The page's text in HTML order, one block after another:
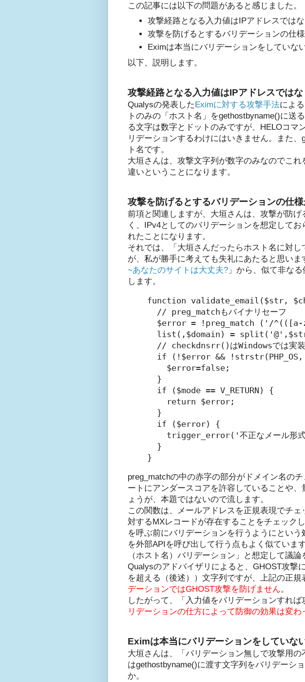
この記事には以下の問題があると感じました。
攻撃経路となる入力値はIPアドレスでは
攻撃を防げるとするバリデーションの仕
Eximは本当にバリデーションをしていな
以下、説明します。
攻撃経路となる入力値はIPアドレスでは
Qualysの発表したEximに対する攻撃手法によ
トのみの「ホスト名」をgethostbyname()に送
る文字は数字とドットのみですが、HELOコ
リデーションするわけにはいきません。また
ト名です。
大垣さんは、攻撃文字列が数字のみなのでこ
違いということになります。
攻撃を防げるとするバリデーションの仕
前項と関連しますが、大垣さんは、攻撃が防
く、IPv4としてのバリデーションを想定して
れたことになります。
それでは、「大垣さんだったらホスト名に対
が、私が勝手に考えても失礼にあたると思い
~あなたのサイトは大丈夫? 」から、似て非な
します。
function validate_email($str,
  // preg_matchもバイナリセーフ
$error = !preg_match ('/
list(,$domain) =
// checkdnsrr()はWindowsでは実装
if (!$error &&
    $error=false;
  }
  if ($mode == V_RETURN) {
    return $error;
  }
  if ($error) {
trigger_error('不正なメール形
  }
}
preg_matchの中の赤字の部分がドメイン名の
ートにアンダースコアを許容していることや
ょうが、本題ではないので流します。
この関数は、メールアドレスを正規表現でチ
対するMXレコードが存在することをチェック
を呼ぶ前にバリデーションを行うようにとい
を外部APIを呼び出して行う点もよく似ていま
（ホスト名）バリデーション」と想定して議論
Qualysのアドバイザリによると、GHOST攻撃
を超える（後述））文字列ですが、上記の正
デーションではGHOST攻撃を防げません。
したがって、「入力値をバリデーションすれ
リデーションの仕方によって防御の効果は変わ
Eximは本当にバリデーションをしていな
大垣さんは、「バリデーション無しで攻撃用
はgethostbyname()に渡す文字列をバリデーシ
か。